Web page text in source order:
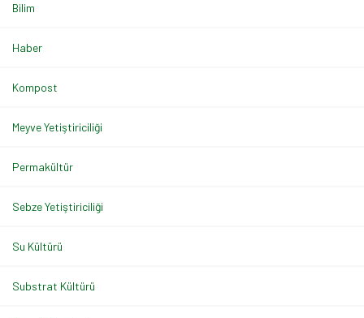
Bilim
Haber
Kompost
Meyve Yetiştiriciliği
Permakültür
Sebze Yetiştiriciliği
Su Kültürü
Substrat Kültürü